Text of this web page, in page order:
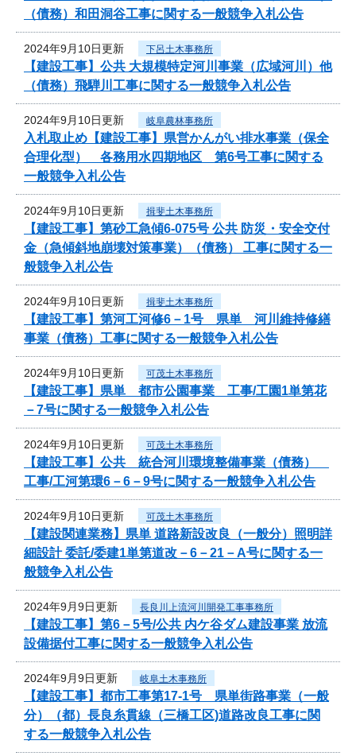
（債務）和田洞谷工事に関する一般競争入札公告
2024年9月10日更新 下呂土木事務所
【建設工事】公共 大規模特定河川事業（広域河川）他
（債務）飛騨川工事に関する一般競争入札公告
2024年9月10日更新 岐阜農林事務所
入札取止め【建設工事】県営かんがい排水事業（保全
合理化型） 各務用水四期地区 第6号工事に関する
一般競争入札公告
2024年9月10日更新 揖斐土木事務所
【建設工事】第砂工急傾6-075号 公共 防災・安全交付
金（急傾斜地崩壊対策事業）（債務） 工事に関する一
般競争入札公告
2024年9月10日更新 揖斐土木事務所
【建設工事】第河工河修6－1号 県単 河川維持修繕
事業（債務）工事に関する一般競争入札公告
2024年9月10日更新 可茂土木事務所
【建設工事】県単 都市公園事業 工事/工園1単第花
－7号に関する一般競争入札公告
2024年9月10日更新 可茂土木事務所
【建設工事】公共 統合河川環境整備事業（債務）
工事/工河第環6－6－9号に関する一般競争入札公告
2024年9月10日更新 可茂土木事務所
【建設関連業務】県単 道路新設改良（一般分）照明詳
細設計 委託/委建1単第道改－6－21－A号に関する一
般競争入札公告
2024年9月9日更新 長良川上流河川開発工事事務所
【建設工事】第6－5号/公共 内ケ谷ダム建設事業 放流
設備据付工事に関する一般競争入札公告
2024年9月9日更新 岐阜土木事務所
【建設工事】都市工事第17-1号 県単街路事業（一般
分）（都）長良糸貫線（三橋工区)道路改良工事に関
する一般競争入札公告